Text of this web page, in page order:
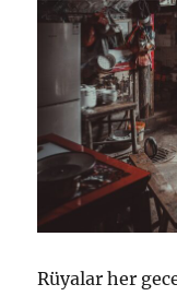
Rüyalar her